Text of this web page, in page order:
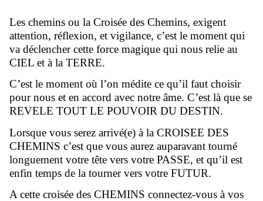
Les chemins ou la Croisée des Chemins, exigent
attention, réflexion, et vigilance, c’est le moment qui
va déclencher cette force magique qui nous relie au
CIEL et à la TERRE.
C’est le moment où l’on médite ce qu’il faut choisir
pour nous et en accord avec notre âme. C’est là que se
REVELE TOUT LE POUVOIR DU DESTIN.
Lorsque vous serez arrivé(e) à la CROISEE DES
CHEMINS c’est que vous aurez auparavant tourné
longuement votre tête vers votre PASSE, et qu’il est
enfin temps de la tourner vers votre FUTUR.
A cette croisée des CHEMINS connectez-vous à vos